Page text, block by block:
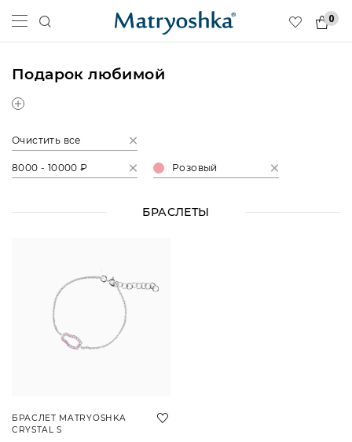
0
Подарок любимой
Очистить все
8000 - 10000 ₽ Розовый
БРАСЛЕТЫ
БРАСЛЕТ MATRYOSHKA
CRYSTAL S